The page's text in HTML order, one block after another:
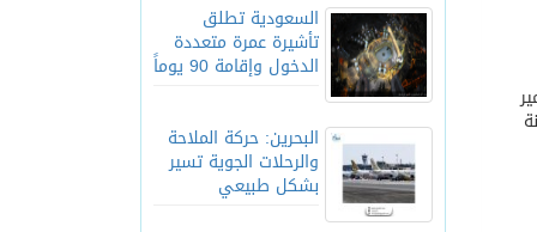
السعودية تطلق
تأشيرة عمرة متعددة
الدخول وإقامة 90 يوماً
البحرين: حركة الملاحة
والرحلات الجوية تسير
بشكل طبيعي